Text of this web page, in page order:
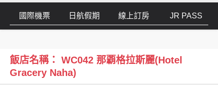
國際機票 日航假期 線上訂房 JR PASS
飯店名稱： WC042 那覇格拉斯麗(Hotel
Gracery Naha)